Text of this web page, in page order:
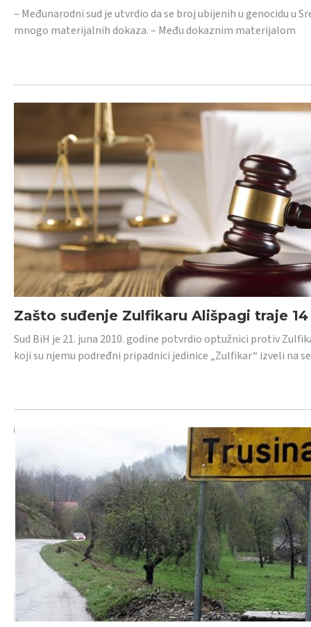
– Međunarodni sud je utvrdio da se broj ubijenih u genocidu u
mnogo materijalnih dokaza. – Među dokaznim materijalom
Zašto suđenje Zulfikaru Ališpagi traje
Sud BiH je 21. juna 2010. godine potvrdio optužnici protiv
koji su njemu podređni pripadnici jedinice „Zulfikar“ izveli na